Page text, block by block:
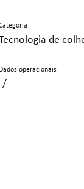
de
Dados operacionais